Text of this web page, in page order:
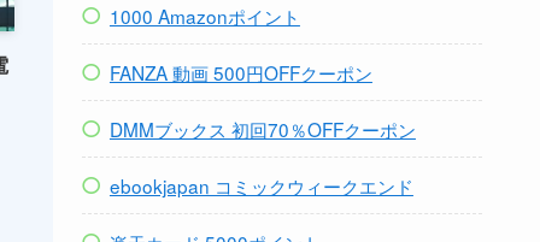
1000 Amazonポイント
FANZA 動画 500円OFFクーポン
DMMブックス 初回70％OFFクーポン
ebookjapan コミックウィークエンド